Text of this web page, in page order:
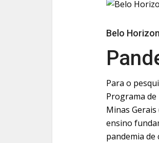
Belo
Para o
Programa de
Minas
ensino
pandemia de